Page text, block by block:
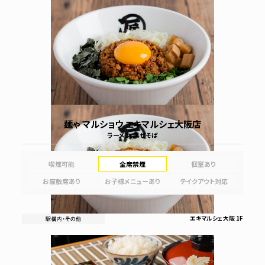
麺ゃ マルショウ エキマルシェ大阪店
ラーメン、まぜそば
喫煙可能 全席禁煙
個室あり
お座敷席あり
お子様メニューあり テイクアウト対応
エキマルシェ大阪 1F